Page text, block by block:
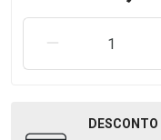
REMOVER UMA
DESCONTO